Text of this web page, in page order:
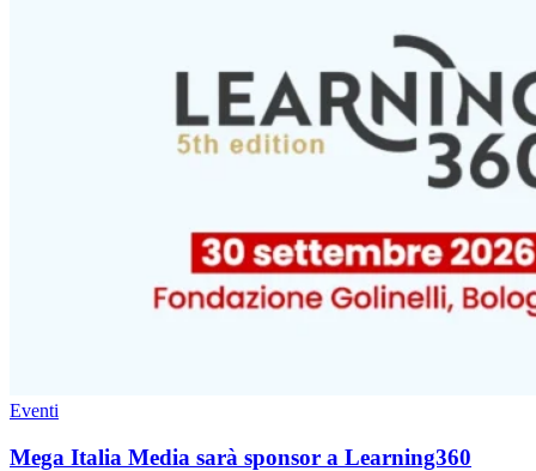
Eventi
Mega Italia Media sarà sponsor a Learning360